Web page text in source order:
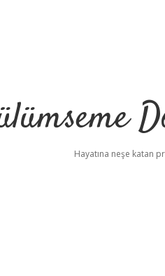
Hayatına neşe katan